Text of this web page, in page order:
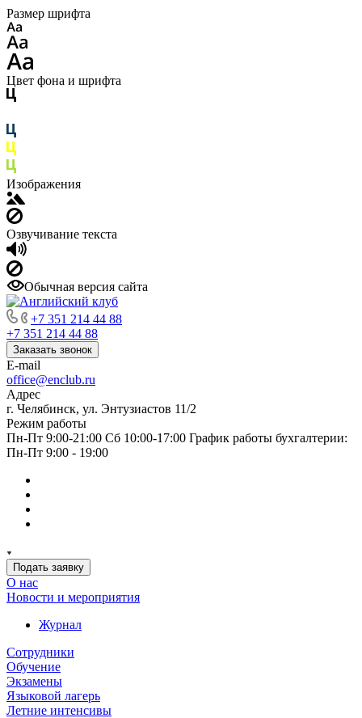
Размер шрифта
Цвет фона и шрифта
Изображения
Озвучивание текста
Обычная версия сайта
+7 351 214 44 88
+7 351 214 44 88
Заказать звонок
E-mail
office@enclub.ru
Адрес
г. Челябинск, ул. Энтузиастов 11/2
Режим работы
Пн-Пт 9:00-21:00 Сб 10:00-17:00 График работы бухгалтерии:
Пн-Пт 9:00 - 19:00
Подать заявку
О нас
Новости и мероприятия
Журнал
Сотрудники
Обучение
Экзамены
Языковой лагерь
Летние интенсивы